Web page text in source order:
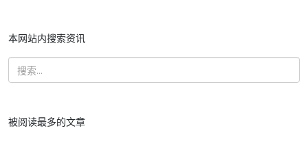
本网站内搜索资讯
被阅读最多的文章